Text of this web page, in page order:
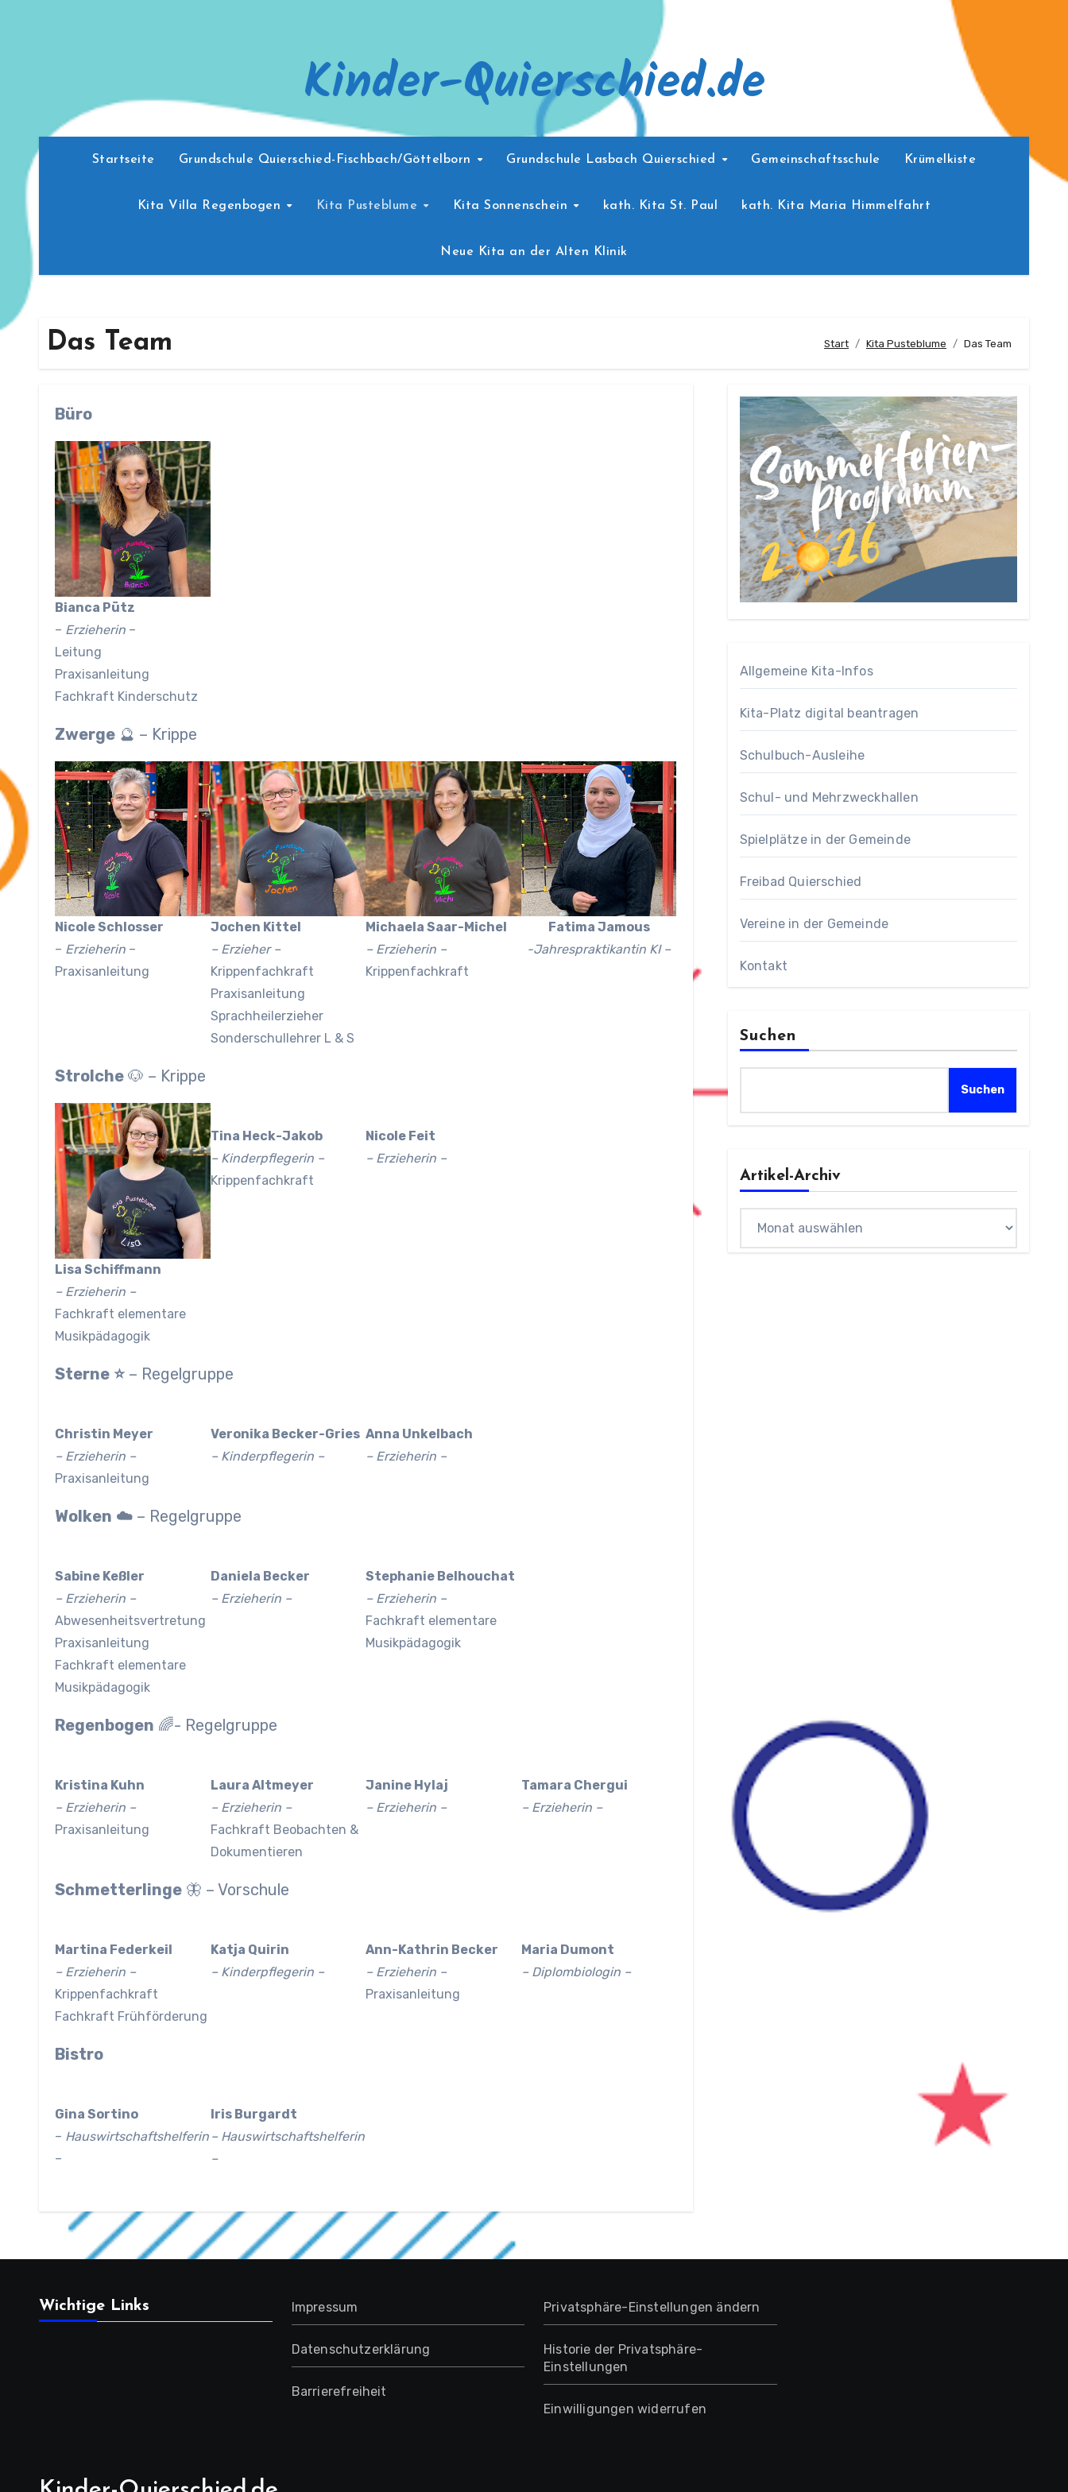
Kinder-Quierschied.de
Startseite Grundschule Quierschied-Fischbach/Göttelborn Grundschule Lasbach Quierschied Gemeinschaftsschule Krümelkiste
Kita Villa Regenbogen Kita Pusteblume Kita Sonnenschein kath. Kita St. Paul kath. Kita Maria Himmelfahrt
Neue Kita an der Alten Klinik
Das Team Start Kita Pusteblume Das Team
Büro
Bianca Pütz
– Erzieherin –
Leitung
Praxisanleitung
Fachkraft Kinderschutz
Zwerge 🔮 – Krippe
Nicole Schlosser
– Erzieherin –
Praxisanleitung
Jochen Kittel
– Erzieher –
Krippenfachkraft
Praxisanleitung
Sprachheilerzieher
Sonderschullehrer L & S
Michaela Saar-Michel
– Erzieherin –
Krippenfachkraft
Fatima Jamous
-Jahrespraktikantin KI –
Strolche 🐶 – Krippe
Lisa Schiffmann
– Erzieherin –
Fachkraft elementare
Musikpädagogik
Tina Heck-Jakob
– Kinderpflegerin –
Krippenfachkraft
Nicole Feit
– Erzieherin –
Sterne ⭐– Regelgruppe
Christin Meyer
– Erzieherin –
Praxisanleitung
Veronika Becker-Gries
– Kinderpflegerin –
Anna Unkelbach
– Erzieherin –
Wolken ☁️ – Regelgruppe
Sabine Keßler
– Erzieherin –
Abwesenheitsvertretung
Praxisanleitung
Fachkraft elementare
Musikpädagogik
Daniela Becker
– Erzieherin –
Stephanie Belhouchat
– Erzieherin –
Fachkraft elementare
Musikpädagogik
Regenbogen 🌈- Regelgruppe
Kristina Kuhn
– Erzieherin –
Praxisanleitung
Laura Altmeyer
– Erzieherin –
Fachkraft Beobachten &
Dokumentieren
Janine Hylaj
– Erzieherin –
Tamara Chergui
– Erzieherin –
Schmetterlinge 🦋 – Vorschule
Martina Federkeil
– Erzieherin –
Krippenfachkraft
Fachkraft Frühförderung
Katja Quirin
– Kinderpflegerin –
Ann-Kathrin Becker
– Erzieherin –
Praxisanleitung
Maria Dumont
– Diplombiologin –
Bistro
Gina Sortino
– Hauswirtschaftshelferin
–
Iris Burgardt
– Hauswirtschaftshelferin
–
Allgemeine Kita-Infos
Kita-Platz digital beantragen
Schulbuch-Ausleihe
Schul- und Mehrzweckhallen
Spielplätze in der Gemeinde
Freibad Quierschied
Vereine in der Gemeinde
Kontakt
Suchen
Suchen
Artikel-Archiv
Wichtige Links Impressum
Datenschutzerklärung
Barrierefreiheit
Privatsphäre-Einstellungen ändern
Historie der Privatsphäre-
Einstellungen
Einwilligungen widerrufen